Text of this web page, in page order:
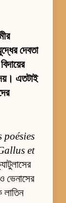
দেবতা
এতটাই
poésies
et
ভেনাসের